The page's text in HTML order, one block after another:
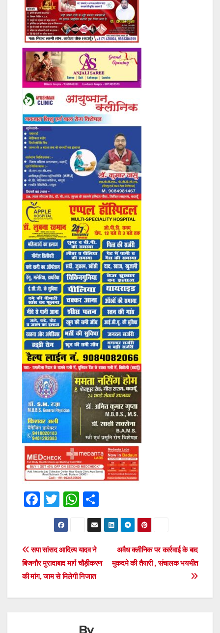
F
e
b
o
o
T
wi
tt
er
W
h
at
s
A
p
p
h
ar
Post
navigation
अवैध क्लीनिक पर कार्रवाई के बाद
मुकदमे की तैयारी , संचालक भयभीत
सपा सांसद आदित्य यादव ने
बिजनौर मुरादाबाद मार्ग चौड़ीकरण
की मांग, जाम से मिलेगी निजात
By